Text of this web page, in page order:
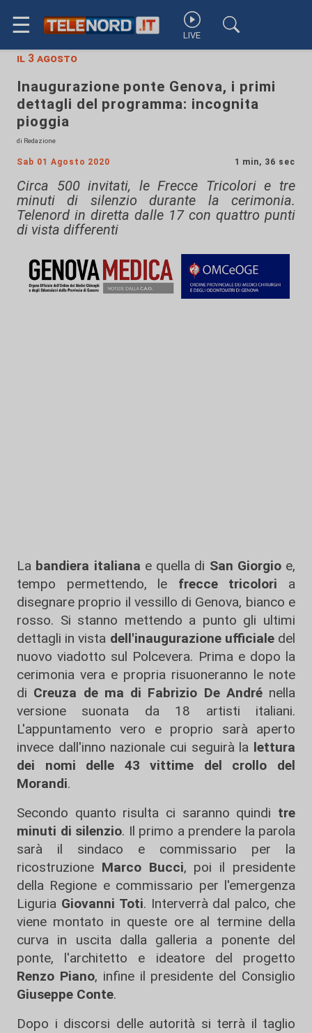
☰ LIVE
il 3 agosto
Inaugurazione ponte Genova, i primi
dettagli del programma: incognita
pioggia
di Redazione
Sab 01 Agosto 2020 1 min, 36 sec
Circa 500 invitati, le Frecce Tricolori e tre
minuti di silenzio durante la cerimonia.
Telenord in diretta dalle 17 con quattro punti
di vista differenti
La bandiera italiana e quella di San Giorgioe,
tempo permettendo, le frecce tricolori a
disegnare proprio il vessillo di Genova, bianco e
rosso. Si stanno mettendo a punto gli ultimi
dettagli in vista dell'inaugurazione ufficialedel
nuovo viadotto sul Polcevera. Prima e dopo la
cerimonia vera e propria risuoneranno le note
di Creuza de ma di Fabrizio De Andrénella
versione suonata da 18 artisti italiani.
L'appuntamento vero e proprio sarà aperto
invece dall'inno nazionale cui seguirà la lettura
dei nomi delle 43 vittime del crollo del
Morandi.
Secondo quanto risulta ci saranno quindi tre
minuti di silenzio. Il primo a prendere la parola
sarà il sindaco e commissario per la
ricostruzione Marco Bucci, poi il presidente
della Regione e commissario per l'emergenza
Liguria Giovanni Toti. Interverrà dal palco, che
viene montato in queste ore al termine della
curva in uscita dalla galleria a ponente del
ponte, l'architetto e ideatore del progetto
Renzo Piano, infine il presidente del Consiglio
Giuseppe Conte.
Dopo i discorsi delle autorità si terrà il taglio